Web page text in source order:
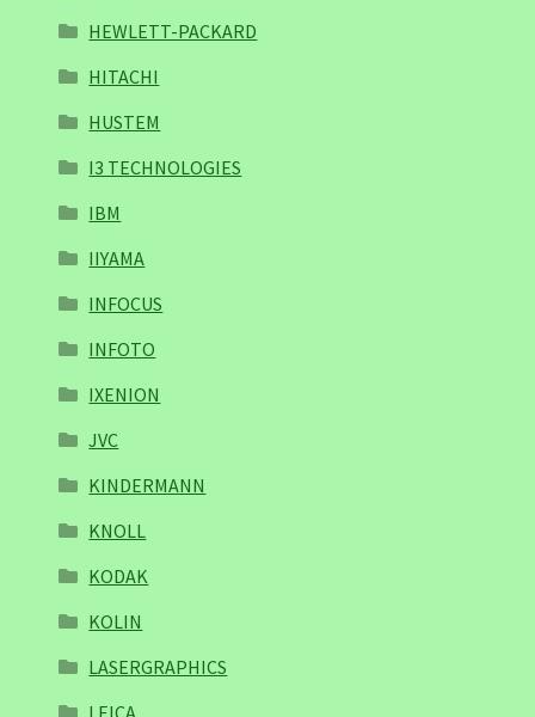
HEWLETT-PACKARD
HITACHI
HUSTEM
I3 TECHNOLOGIES
IBM
IIYAMA
INFOCUS
INFOTO
IXENION
JVC
KINDERMANN
KNOLL
KODAK
KOLIN
LASERGRAPHICS